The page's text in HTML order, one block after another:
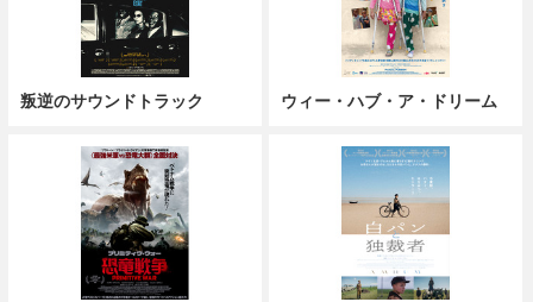
叛逆のサウンドトラック ウィー・ハブ・ア・ドリーム